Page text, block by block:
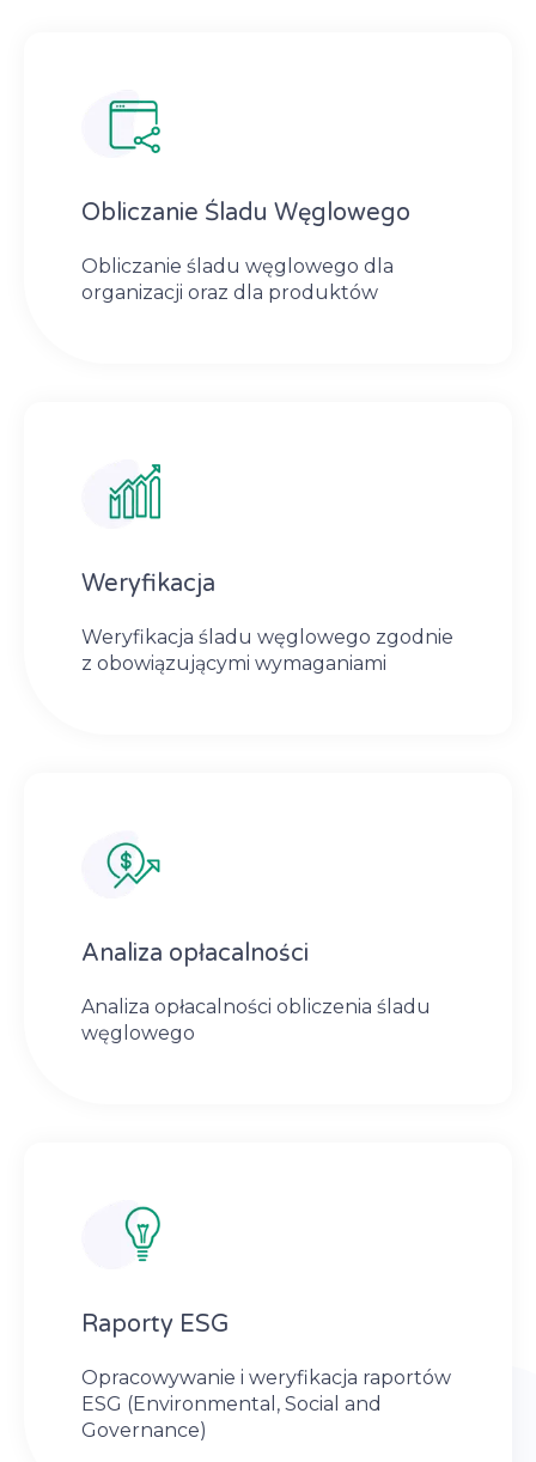
Obliczanie Śladu Węglowego
Obliczanie śladu węglowego dla
organizacji oraz dla produktów
Weryfikacja
Weryfikacja śladu węglowego zgodnie
z obowiązującymi wymaganiami
Analiza opłacalności
Analiza opłacalności obliczenia śladu
węglowego
Raporty ESG
Opracowywanie i weryfikacja raportów
ESG (Environmental, Social and
Governance)